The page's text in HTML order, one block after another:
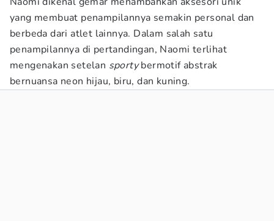
yang membuat penampilannya semakin personal dan
berbeda dari atlet lainnya. Dalam salah satu
penampilannya di pertandingan, Naomi terlihat
mengenakan setelan sportybermotif abstrak
bernuansa neon hijau, biru, dan kuning.